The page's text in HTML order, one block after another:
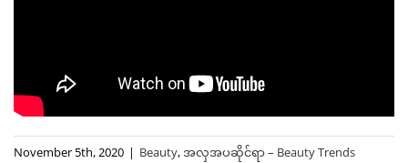
November 5th, 2020 | Beauty,အလှအပဆိုင်ရာ – Beauty Trends